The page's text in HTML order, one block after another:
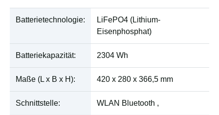
Batterietechnologie:
LiFePO4 (Lithium-
Eisenphosphat)
Batteriekapazität: 2304 Wh
Maße (L x B x H): 420 x 280 x 366,5 mm
Schnittstelle: WLAN Bluetooth ,